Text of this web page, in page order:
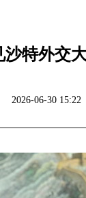
沙特外交
2026-06-30 15:22